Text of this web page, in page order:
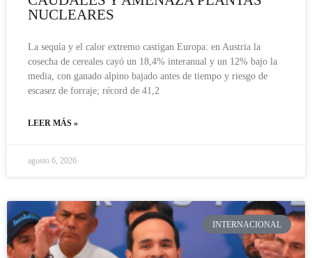
NUCLEARES
La sequía y el calor extremo castigan Europa: en Austria la
cosecha de cereales cayó un 18,4% interanual y un 12% bajo la
media, con ganado alpino bajado antes de tiempo y riesgo de
escasez de forraje; récord de 41,2
LEER MÁS »
agosto 6, 2026
INTERNACIONAL